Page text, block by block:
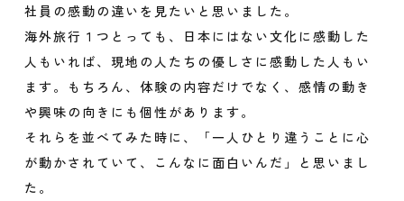
社員の感動の違いを見たいと思いました。
海外旅行１つとっても、日本にはない文化に感動した
人もいれば、現地の人たちの優しさに感動した人もい
ます。もちろん、体験の内容だけでなく、感情の動き
や興味の向きにも個性があります。
それらを並べてみた時に、「一人ひとり違うことに心
が動かされていて、こんなに面白いんだ」と思いまし
た。